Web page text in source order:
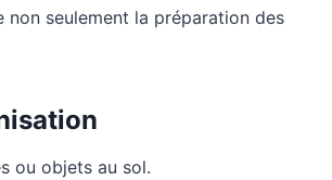
non seulement la préparation des
ou objets au sol.